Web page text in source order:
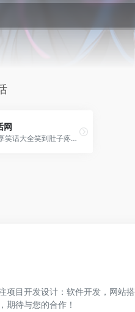
网
每日分享笑话大全笑到肚子疼，经典段子大全爆笑，搞笑图片，儿童笑话，小笑话超级爆笑，校园笑话，职场笑话，冷笑话精选，经典笑话尽在52笑话网！
项目开发设计：软件开发，网站搭
期待与您的合作！